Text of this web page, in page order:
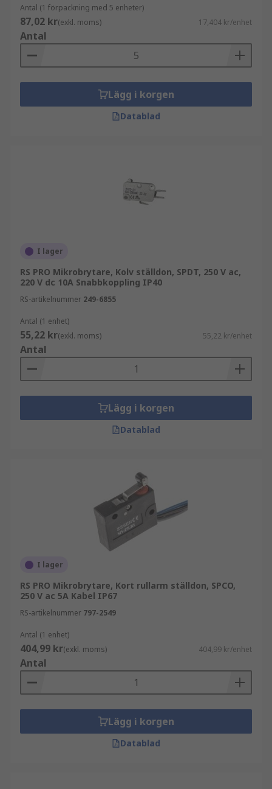
Antal (1 förpackning med 5 enheter)
87,02 kr(exkl. moms) 17,404 kr/enhet
Antal
Lägg i korgen
Datablad
I lager
RS PRO Mikrobrytare, Kolv ställdon, SPDT, 250 V ac,
220 V dc 10A Snabbkoppling IP40
RS-artikelnummer 249-6855
Antal (1 enhet)
55,22 kr(exkl. moms) 55,22 kr/enhet
Antal
Lägg i korgen
Datablad
I lager
RS PRO Mikrobrytare, Kort rullarm ställdon, SPCO,
250 V ac 5A Kabel IP67
RS-artikelnummer 797-2549
Antal (1 enhet)
404,99 kr(exkl. moms) 404,99 kr/enhet
Antal
Lägg i korgen
Datablad